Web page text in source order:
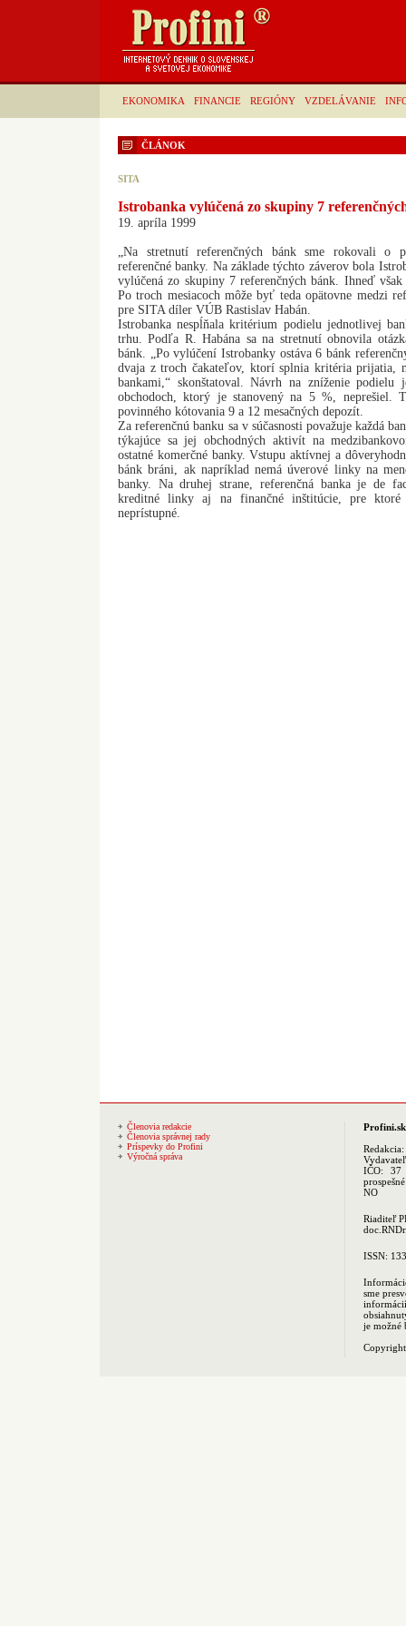
EKONOMIKA FINANCIE REGIÓNY VZDELÁVANIE
ČLÁNOK
SITA
Istrobanka vylúčená zo skupiny 7
19. apríla 1999
„Na stretnutí referenčných bánk sme rokovali o
referenčné banky. Na základe týchto záverov bola
vylúčená zo skupiny 7 referenčných bánk. Ihneď
Po troch mesiacoch môže byť teda opätovne medzi
pre SITA díler VÚB Rastislav Habán.
Istrobanka nespĺňala kritérium podielu jednotlivej
trhu. Podľa R. Habána sa na stretnutí obnovila
bánk. „Po vylúčení Istrobanky ostáva 6 bánk
dvaja z troch čakateľov, ktorí splnia kritéria prijatia,
bankami,“ skonštatoval. Návrh na zníženie podielu
obchodoch, ktorý je stanovený na 5 %, neprešiel.
povinného kótovania 9 a 12 mesačných depozít.
Za referenčnú banku sa v súčasnosti považuje každá
týkajúce sa jej obchodných aktivít na
ostatné komerčné banky. Vstupu aktívnej a
bánk bráni, ak napríklad nemá úverové linky na
banky. Na druhej strane, referenčná banka je de
kreditné linky aj na finančné inštitúcie, pre
neprístupné.
Členovia redakcie
Členovia správnej rady
Príspevky do Profini
Výročná správa
Profini.sk
Redakcia:
IČO: 37
NO
Riaditeľ
ISSN:
sme
je možné